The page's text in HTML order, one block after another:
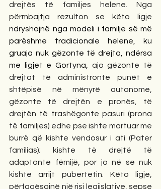
drejtës të familjes helene. Nga
ndryshojnë nga modeli i familje së më
parëshme tradicionale helene, ku
gruaja nuk gëzonte të drejta, ndërsa
me ligjet e Gortyna, ajo gëzonte të
drejtat të administronte punët e
shtëpisë në mënyrë autonome,
gëzonte të drejtën e pronës, të
drejtën të trashëgonte pasuri (prona
të familjes) edhe pse ishte martuar me
burrë që kishte vendosur i ati (Pater
familias); kishte të drejtë të
adaptonte fëmijë, por jo në se nuk
kishte arrijt pubertetin. Këto ligje,
përfaqësojnë një risi legjislative, sepse